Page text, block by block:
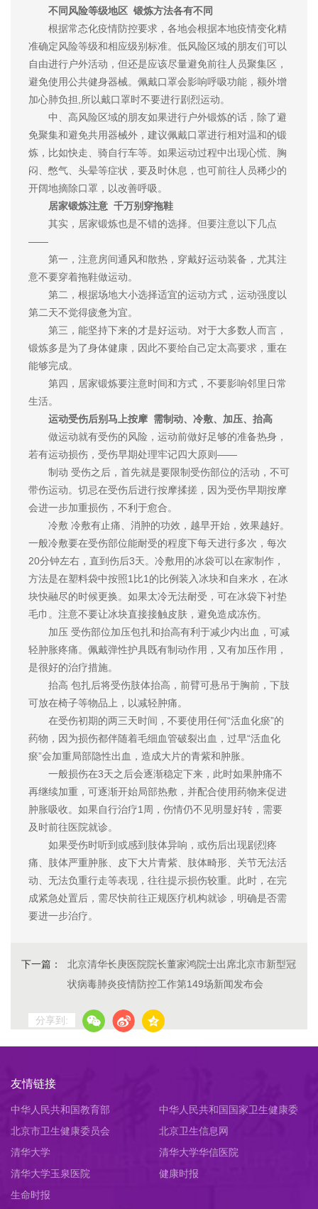
不同风险等级地区 锻炼方法各有不同
根据常态化疫情防控要求，各地会根据本地疫情变化精
准确定风险等级和相应级别标准。低风险区域的朋友们可以
自由进行户外活动，但还是应该尽量避免前往人员聚集区，
避免使用公共健身器械。佩戴口罩会影响呼吸功能，额外增
加心肺负担,所以戴口罩时不要进行剧烈运动。
中、高风险区域的朋友如果进行户外锻炼的话，除了避
免聚集和避免共用器械外，建议佩戴口罩进行相对温和的锻
炼，比如快走、骑自行车等。如果运动过程中出现心慌、胸
闷、憋气、头晕等症状，要及时休息，也可前往人员稀少的
开阔地摘除口罩，以改善呼吸。
居家锻炼注意 千万别穿拖鞋
其实，居家锻炼也是不错的选择。但要注意以下几点
——
第一，注意房间通风和散热，穿戴好运动装备，尤其注
意不要穿着拖鞋做运动。
第二，根据场地大小选择适宜的运动方式，运动强度以
第二天不觉得疲惫为宜。
第三，能坚持下来的才是好运动。对于大多数人而言，
锻炼多是为了身体健康，因此不要给自己定太高要求，重在
能够完成。
第四，居家锻炼要注意时间和方式，不要影响邻里日常
生活。
运动受伤后别马上按摩 需制动、冷敷、加压、抬高
做运动就有受伤的风险，运动前做好足够的准备热身，
若有运动损伤，受伤早期处理牢记四大原则——
制动 受伤之后，首先就是要限制受伤部位的活动，不可
带伤运动。切忌在受伤后进行按摩揉搓，因为受伤早期按摩
会进一步加重损伤，不利于愈合。
冷敷 冷敷有止痛、消肿的功效，越早开始，效果越好。
一般冷敷要在受伤部位能耐受的程度下每天进行多次，每次
20分钟左右，直到伤后3天。冷敷用的冰袋可以在家制作，
方法是在塑料袋中按照1比1的比例装入冰块和自来水，在冰
块快融尽的时候更换。如果太冷无法耐受，可在冰袋下衬垫
毛巾。注意不要让冰块直接接触皮肤，避免造成冻伤。
加压 受伤部位加压包扎和抬高有利于减少内出血，可减
轻肿胀疼痛。佩戴弹性护具既有制动作用，又有加压作用，
是很好的治疗措施。
抬高 包扎后将受伤肢体抬高，前臂可悬吊于胸前，下肢
可放在椅子等物品上，以减轻肿痛。
在受伤初期的两三天时间，不要使用任何“活血化瘀”的
药物，因为损伤都伴随着毛细血管破裂出血，过早“活血化
瘀”会加重局部隐性出血，造成大片的青紫和肿胀。
一般损伤在3天之后会逐渐稳定下来，此时如果肿痛不
再继续加重，可逐渐开始局部热敷，并配合使用药物来促进
肿胀吸收。如果自行治疗1周，伤情仍不见明显好转，需要
及时前往医院就诊。
如果受伤时听到或感到肢体异响，或伤后出现剧烈疼
痛、肢体严重肿胀、皮下大片青紫、肢体畸形、关节无法活
动、无法负重行走等表现，往往提示损伤较重。此时，在完
成紧急处置后，需尽快前往正规医疗机构就诊，明确是否需
要进一步治疗。
下一篇：
北京清华长庚医院院长董家鸿院士出席北京市新型冠
状病毒肺炎疫情防控工作第149场新闻发布会
分享到:
友情链接
中华人民共和国教育部
中华人民共和国国家卫生健康委
员会
北京市卫生健康委员会
北京卫生信息网
清华大学
清华大学华信医院
清华大学玉泉医院
健康时报
生命时报